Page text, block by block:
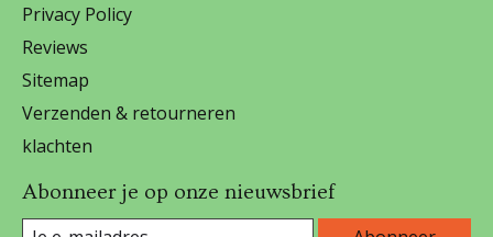
Privacy Policy
Reviews
Sitemap
Verzenden & retourneren
klachten
Abonneer je op onze nieuwsbrief